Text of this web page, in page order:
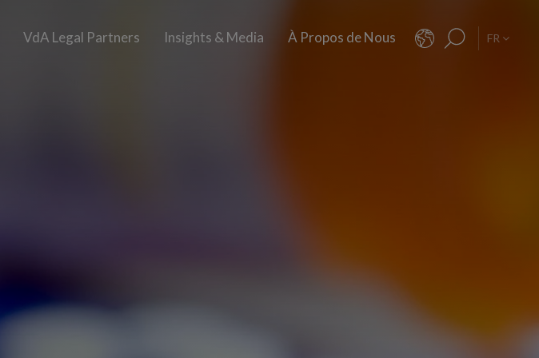
VdA Legal Partners Insights & Media À Propos de Nous FR